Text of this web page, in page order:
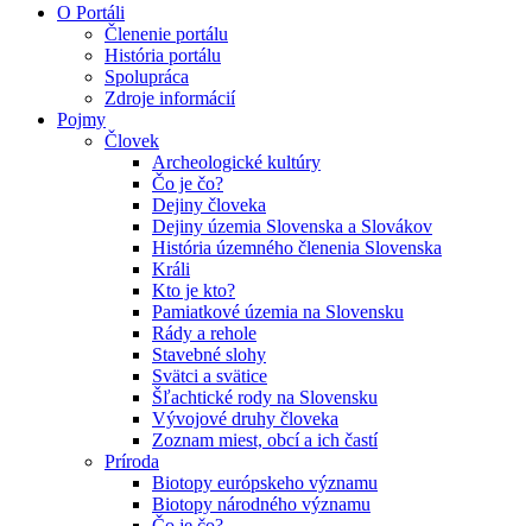
O Portáli
Členenie portálu
História portálu
Spolupráca
Zdroje informácií
Pojmy
Človek
Archeologické kultúry
Čo je čo?
Dejiny človeka
Dejiny územia Slovenska a Slovákov
História územného členenia Slovenska
Králi
Kto je kto?
Pamiatkové územia na Slovensku
Rády a rehole
Stavebné slohy
Svätci a svätice
Šľachtické rody na Slovensku
Vývojové druhy človeka
Zoznam miest, obcí a ich častí
Príroda
Biotopy európskeho významu
Biotopy národného významu